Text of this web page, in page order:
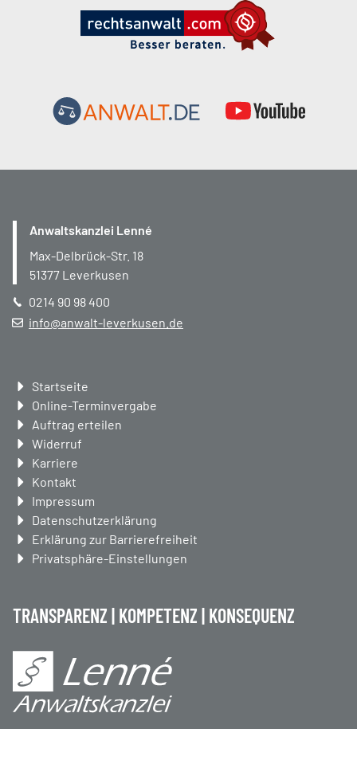
Anwaltskanzlei Lenné
Max-Delbrück-Str. 18
51377 Leverkusen
0214 90 98 400
info@anwalt-leverkusen.de
Navigation
überspringen
Startseite
Online-Terminvergabe
Auftrag erteilen
Widerruf
Karriere
Kontakt
Impressum
Datenschutzerklärung
Erklärung zur Barrierefreiheit
Privatsphäre-Einstellungen
TRANSPARENZ | KOMPETENZ | KONSEQUENZ